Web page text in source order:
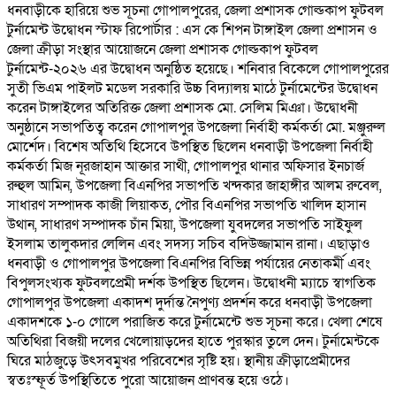
ধনবাড়ীকে হারিয়ে শুভ সূচনা গোপালপুরের, জেলা প্রশাসক গোল্ডকাপ ফুটবল
টুর্নামেন্ট উদ্বোধন স্টাফ রিপোর্টার : এস কে শিপন টাঙ্গাইল জেলা প্রশাসন ও
জেলা ক্রীড়া সংস্থার আয়োজনে জেলা প্রশাসক গোল্ডকাপ ফুটবল
টুর্নামেন্ট-২০২৬ এর উদ্বোধন অনুষ্ঠিত হয়েছে। শনিবার বিকেলে গোপালপুরের
সুতী ভিএম পাইলট মডেল সরকারি উচ্চ বিদ্যালয় মাঠে টুর্নামেন্টের উদ্বোধন
করেন টাঙ্গাইলের অতিরিক্ত জেলা প্রশাসক মো. সেলিম মিঞা। উদ্বোধনী
অনুষ্ঠানে সভাপতিত্ব করেন গোপালপুর উপজেলা নির্বাহী কর্মকর্তা মো. মঞ্জুরুল
মোর্শেদ। বিশেষ অতিথি হিসেবে উপস্থিত ছিলেন ধনবাড়ী উপজেলা নির্বাহী
কর্মকর্তা মিজ নূরজাহান আক্তার সাথী, গোপালপুর থানার অফিসার ইনচার্জ
রুহুল আমিন, উপজেলা বিএনপির সভাপতি খন্দকার জাহাঙ্গীর আলম রুবেল,
সাধারণ সম্পাদক কাজী লিয়াকত, পৌর বিএনপির সভাপতি খালিদ হাসান
উথান, সাধারণ সম্পাদক চাঁন মিয়া, উপজেলা যুবদলের সভাপতি সাইফুল
ইসলাম তালুকদার লেলিন এবং সদস্য সচিব বদিউজ্জামান রানা। এছাড়াও
ধনবাড়ী ও গোপালপুর উপজেলা বিএনপির বিভিন্ন পর্যায়ের নেতাকর্মী এবং
বিপুলসংখ্যক ফুটবলপ্রেমী দর্শক উপস্থিত ছিলেন। উদ্বোধনী ম্যাচে স্বাগতিক
গোপালপুর উপজেলা একাদশ দুর্দান্ত নৈপুণ্য প্রদর্শন করে ধনবাড়ী উপজেলা
একাদশকে ১-০ গোলে পরাজিত করে টুর্নামেন্টে শুভ সূচনা করে। খেলা শেষে
অতিথিরা বিজয়ী দলের খেলোয়াড়দের হাতে পুরস্কার তুলে দেন। টুর্নামেন্টকে
ঘিরে মাঠজুড়ে উৎসবমুখর পরিবেশের সৃষ্টি হয়। স্থানীয় ক্রীড়াপ্রেমীদের
স্বতঃস্ফূর্ত উপস্থিতিতে পুরো আয়োজন প্রাণবন্ত হয়ে ওঠে।